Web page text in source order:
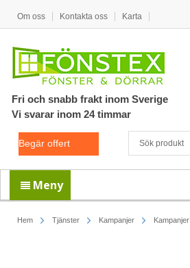
Om oss Kontakta oss Karta
Fri och snabb frakt inom Sverige
Vi svarar inom 24 timmar
Begär offert
Meny
Hem Tjänster Kampanjer Kampanjer